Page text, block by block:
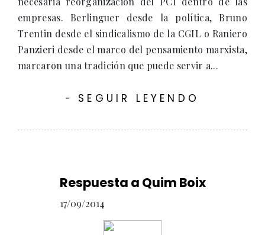
empresas. Berlinguer desde la política, Bruno
Trentin desde el sindicalismo de la CGIL o Raniero
Panzieri desde el marco del pensamiento marxista,
marcaron una tradición que puede servir a...
- SEGUIR LEYENDO
Respuesta a Quim Boix
17/09/2014